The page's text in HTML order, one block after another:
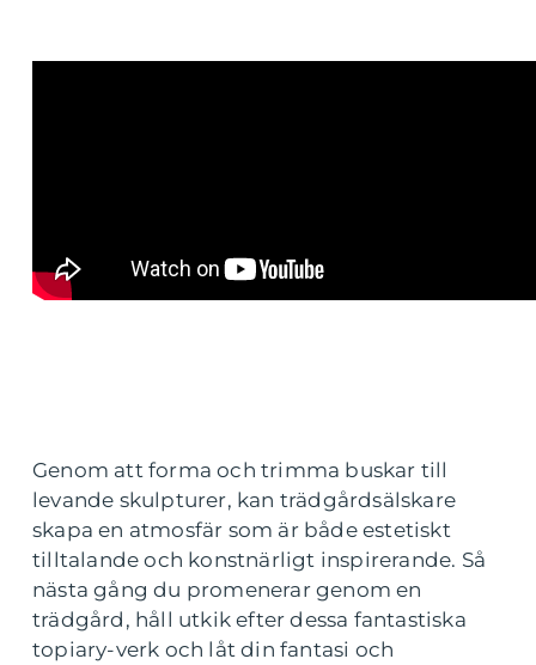
Genom att forma och trimma buskar till
levande skulpturer, kan trädgårdsälskare
skapa en atmosfär som är både estetiskt
tilltalande och konstnärligt inspirerande. Så
nästa gång du promenerar genom en
trädgård, håll utkik efter dessa fantastiska
topiary-verk och låt din fantasi och